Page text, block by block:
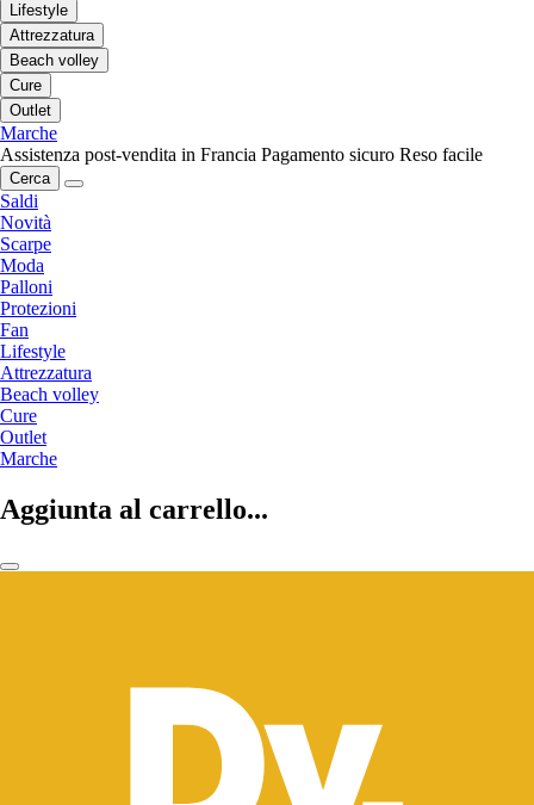
Lifestyle
Attrezzatura
Beach volley
Cure
Outlet
Marche
Assistenza post-vendita in Francia Pagamento sicuro Reso facile
Cerca
Saldi
Novità
Scarpe
Moda
Palloni
Protezioni
Fan
Lifestyle
Attrezzatura
Beach volley
Cure
Outlet
Marche
Aggiunta al carrello...